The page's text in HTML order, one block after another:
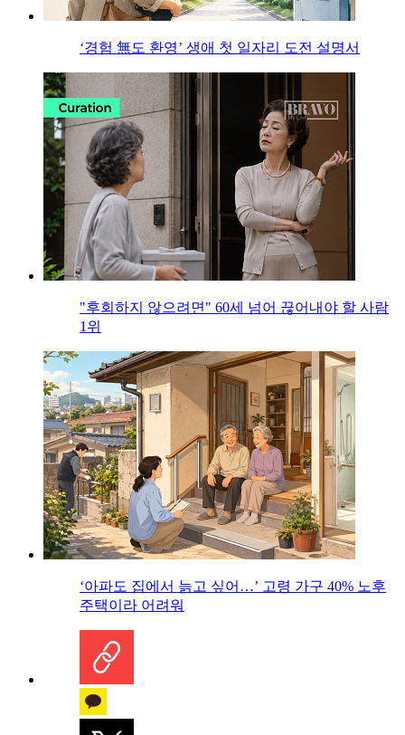
‘경험 無도 환영’ 생애 첫 일자리 도전 설명서
"후회하지 않으려면" 60세 넘어 끊어내야 할 사람
1위
‘아파도 집에서 늙고 싶어…’ 고령 가구 40% 노후
주택이라 어려워